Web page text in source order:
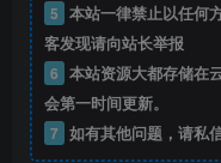
5 本站一律禁止以任何
客发现请向站长举报
6 本站资源大都存储在
会第一时间更新。
7 如有其他问题，请私